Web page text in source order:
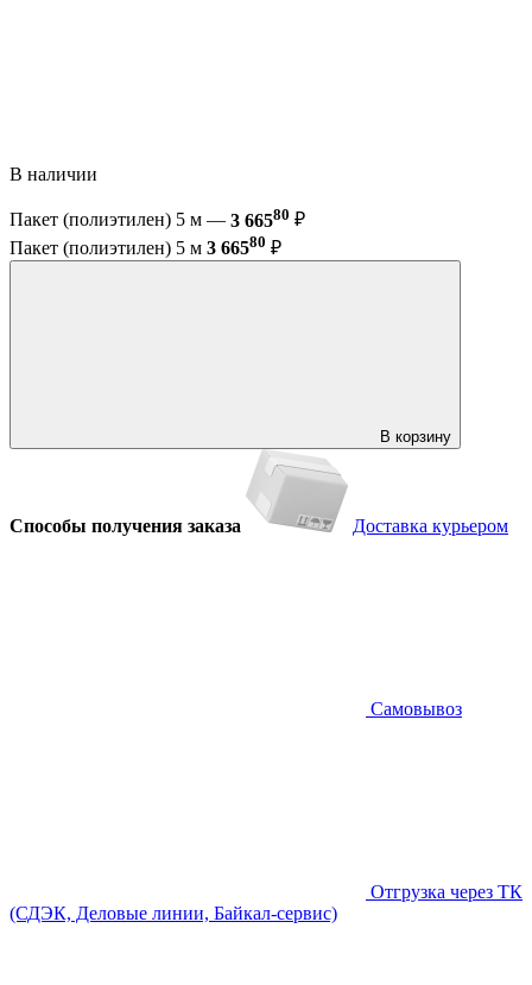
В наличии
Пакет (полиэтилен) 5 м — 3 66580 ₽
Пакет (полиэтилен) 5 м 3 66580 ₽
В корзину
Способы получения заказа Доставка курьером
Самовывоз
Отгрузка через ТК
(СДЭК, Деловые линии, Байкал-сервис)